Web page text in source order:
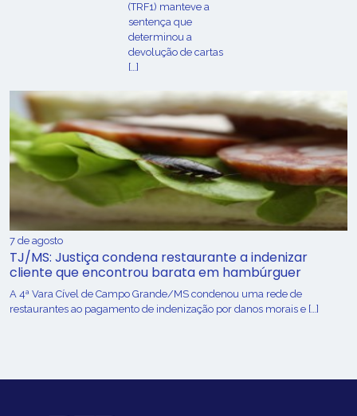
(TRF1) manteve a
sentença que
determinou a
devolução de cartas
[…]
7 de agosto
TJ/MS: Justiça condena restaurante a indenizar
cliente que encontrou barata em hambúrguer
A 4ª Vara Cível de Campo Grande/MS condenou uma rede de
restaurantes ao pagamento de indenização por danos morais e […]